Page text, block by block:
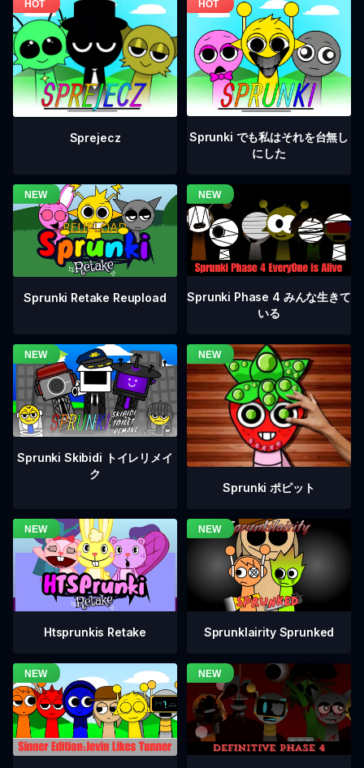
Sprejecz
Sprunki でも私はそれを台無し
にした
Sprunki Retake Reupload
Sprunki Phase 4 みんな生きて
いる
Sprunki Skibidi トイレリメイ
ク
Sprunki ポピット
Htsprunkis Retake Sprunklairity Sprunked